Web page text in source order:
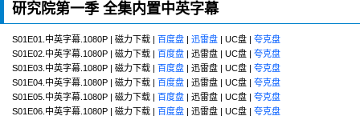
研究院第一季 全集内置中英字幕
S01E01.中英字幕.1080P | 磁力下载 | 百度盘 | 迅雷盘 | UC盘 | 夸克盘
S01E02.中英字幕.1080P | 磁力下载 | 百度盘 | 迅雷盘 | UC盘 | 夸克盘
S01E03.中英字幕.1080P | 磁力下载 | 百度盘 | 迅雷盘 | UC盘 | 夸克盘
S01E04.中英字幕.1080P | 磁力下载 | 百度盘 | 迅雷盘 | UC盘 | 夸克盘
S01E05.中英字幕.1080P | 磁力下载 | 百度盘 | 迅雷盘 | UC盘 | 夸克盘
S01E06.中英字幕.1080P | 磁力下载 | 百度盘 | 迅雷盘 | UC盘 | 夸克盘